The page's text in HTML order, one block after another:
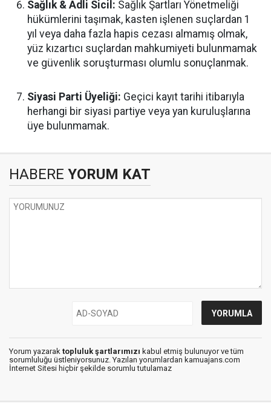
Sağlık & Adli Sicil: Sağlık Şartları Yönetmeliği
hükümlerini taşımak, kasten işlenen suçlardan 1
yıl veya daha fazla hapis cezası almamış olmak,
yüz kızartıcı suçlardan mahkumiyeti bulunmamak
ve güvenlik soruşturması olumlu sonuçlanmak.
Siyasi Parti Üyeliği: Geçici kayıt tarihi itibarıyla
herhangi bir siyasi partiye veya yan kuruluşlarına
üye bulunmamak.
HABERE YORUM KAT
Yorum yazarak topluluk şartlarımızı kabul etmiş bulunuyor ve tüm
sorumluluğu üstleniyorsunuz. Yazılan yorumlardan kamuajans.com
İnternet Sitesi hiçbir şekilde sorumlu tutulamaz